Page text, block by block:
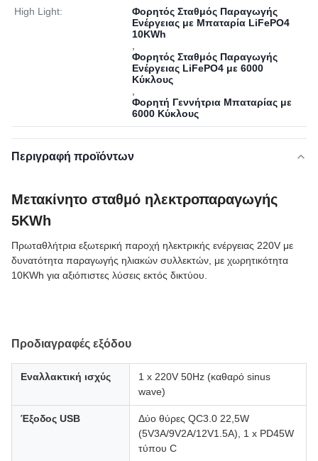
High Light:
Φορητός Σταθμός Παραγωγής
Ενέργειας με Μπαταρία LiFePO4
10KWh
Φορητός Σταθμός Παραγωγής
Ενέργειας LiFePO4 με 6000
Κύκλους
Φορητή Γεννήτρια Μπαταρίας με
6000 Κύκλους
Περιγραφή προϊόντων
Μετακίνητο σταθμό ηλεκτροπαραγωγής
5KWh
Πρωταθλήτρια εξωτερική παροχή ηλεκτρικής ενέργειας 220V με
δυνατότητα παραγωγής ηλιακών συλλεκτών, με χωρητικότητα
10KWh για αξιόπιστες λύσεις εκτός δικτύου.
Προδιαγραφές εξόδου
Εναλλακτική ισχύς
1 x 220V 50Hz (καθαρό sinus
wave)
Έξοδος USB
Δύο θύρες QC3.0 22,5W
(5V3A/9V2A/12V1.5A), 1 x PD45W
τύπου C